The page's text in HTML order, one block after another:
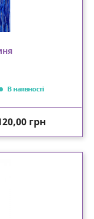
В наявності
грн